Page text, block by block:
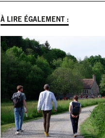
À LIRE ÉGALEMENT :